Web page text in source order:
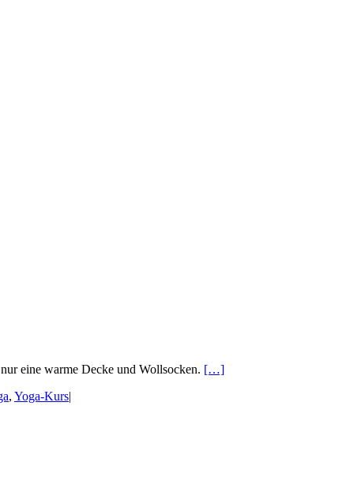
eine warme Decke und Wollsocken. […]
, Yoga-Kurs|